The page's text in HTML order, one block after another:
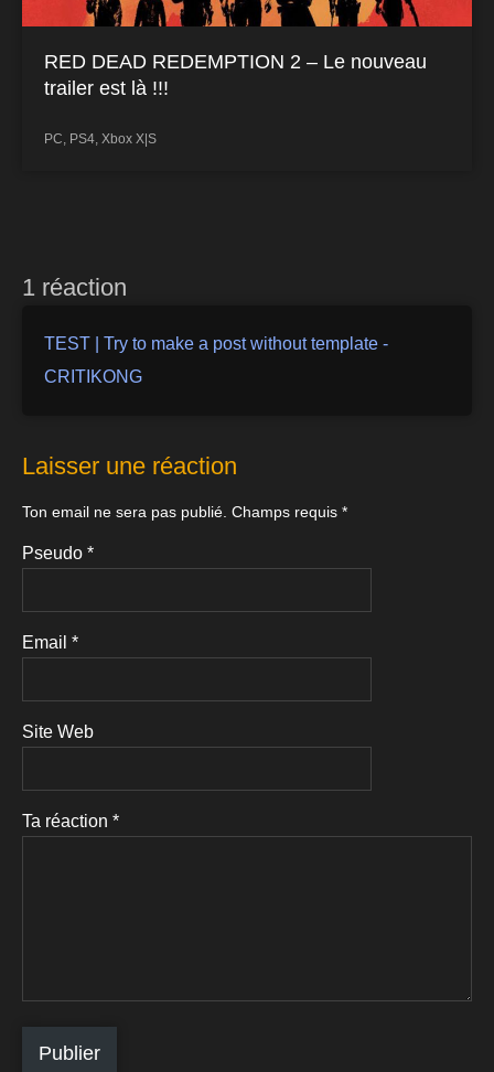
RED DEAD REDEMPTION 2 – Le nouveau
trailer est là !!!
PC PS4 Xbox X|S
1 réaction
TEST | Try to make a post without template -
CRITIKONG
Laisser une réaction
Ton email ne sera pas publié. Champs requis *
Pseudo *
Email *
Site Web
Ta réaction *